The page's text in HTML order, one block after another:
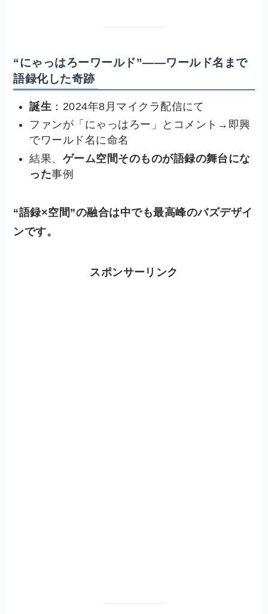
“にゃっはろーワールド”——ワールド名まで
語録化した奇跡
誕生 ：2024年8月マイクラ配信にて
ファンが「にゃっはろー」とコメント→即興
でワールド名に命名
結果、 ゲーム空間そのものが語録の舞台にな
った事例
“語録×空間”の融合は中でも最高峰のバズデザイ
ンです。
スポンサーリンク